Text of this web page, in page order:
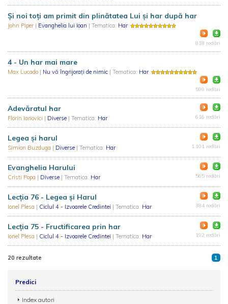
Și noi toți am primit din plinătatea Lui și har după har
John Piper | Evanghelia lui Ioan | Tematica: Har
818 redări
4 - Un har mai mare
Max Lucado | Nu vă îngrijorați de nimic | Tematica: Har
599 redări
Adevăratul har
Florin Ianovici | Diverse | Tematica: Har 616 redări
Legea și harul
Simion Buzduga | Diverse | Tematica: Har 1.101 redări
Evanghelia Harului
Cristi Popa | Diverse | Tematica: Har 565 redări
Lecția 76 - Legea şi Harul
Ionel Plesa | Ciclul 4 - Izvoarele Credintei | Tematica: Har 384 redări
Lecția 75 - Fructificarea prin har
Ionel Plesa | Ciclul 4 - Izvoarele Credintei | Tematica: Har 192 redări
20 rezultate 1
Predici
Index autori